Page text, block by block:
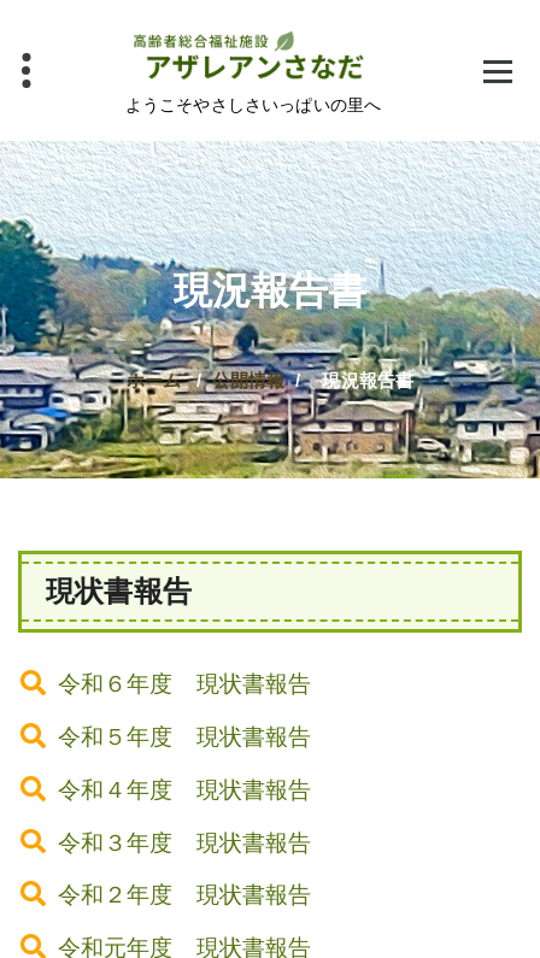
へ
ス
キ
ッ
プ
ようこそやさしさいっぱいの里へ
現況報告書
ホーム/公開情報/ 現況報告書
現状書報告
令和６年度 現状書報告
令和５年度 現状書報告
令和４年度 現状書報告
令和３年度 現状書報告
令和２年度 現状書報告
令和元年度 現状書報告